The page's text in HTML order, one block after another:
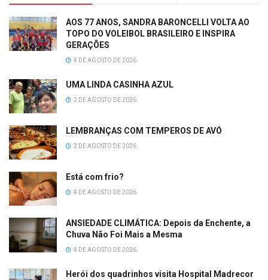
AOS 77 ANOS, SANDRA BARONCELLI VOLTA AO
TOPO DO VOLEIBOL BRASILEIRO E INSPIRA
GERAÇÕES
4 DE AGOSTO DE 2026
UMA LINDA CASINHA AZUL
2 DE AGOSTO DE 2026
LEMBRANÇAS COM TEMPEROS DE AVÓ
2 DE AGOSTO DE 2026
Está com frio?
4 DE AGOSTO DE 2026
ANSIEDADE CLIMÁTICA: Depois da Enchente, a
Chuva Não Foi Mais a Mesma
4 DE AGOSTO DE 2026
Herói dos quadrinhos visita Hospital Madrecor